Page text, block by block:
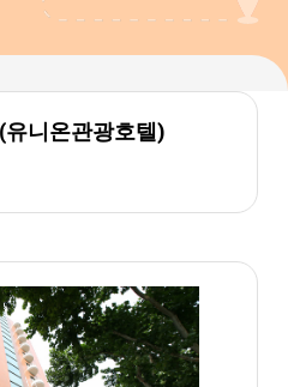
니온관광호텔)